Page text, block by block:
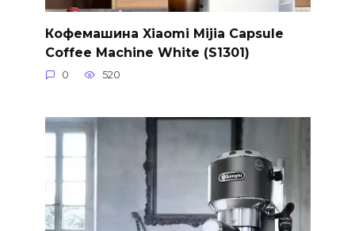
Кофемашина Xiaomi Mijia Capsule
Coffee Machine White (S1301)
0 520